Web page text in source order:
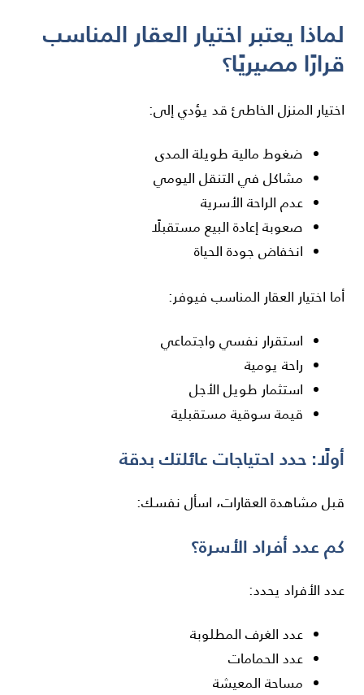
لماذا يعتبر اختيار العقار المناسب
قرارًا مصيريًا؟
اختيار المنزل الخاطئ قد يؤدي إلى:
ضغوط مالية طويلة المدى
مشاكل في التنقل اليومي
عدم الراحة الأسرية
صعوبة إعادة البيع مستقبلًا
انخفاض جودة الحياة
أما اختيار العقار المناسب فيوفر:
استقرار نفسي واجتماعي
راحة يومية
استثمار طويل الأجل
قيمة سوقية مستقبلية
أولًا: حدد احتياجات عائلتك بدقة
قبل مشاهدة العقارات، اسأل نفسك:
كم عدد أفراد الأسرة؟
عدد الأفراد يحدد:
عدد الغرف المطلوبة
عدد الحمامات
مساحة المعيشة